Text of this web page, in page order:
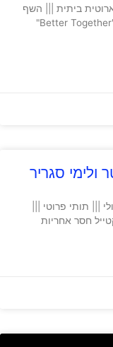
ביתית ||| השף
פול אסנהיים וטליה פבזנר עם הקייטרינג "Better Together"
ולימי סגריר
||| תותי פרוטי |||
חסר אחריות